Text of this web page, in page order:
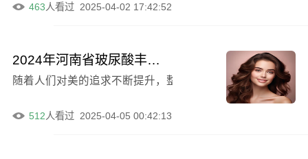
2025-04-02 17:42:52
463人看过
2024年河南省玻尿酸丰太阳穴手术整形医院十强排名速览
随着人们对美的追求不断提升，整形手术逐渐成为一种常
2025-04-05 00:42:13
512人看过